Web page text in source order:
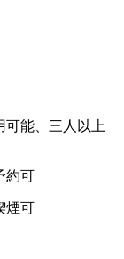
可能、三人以上
約可
煙可